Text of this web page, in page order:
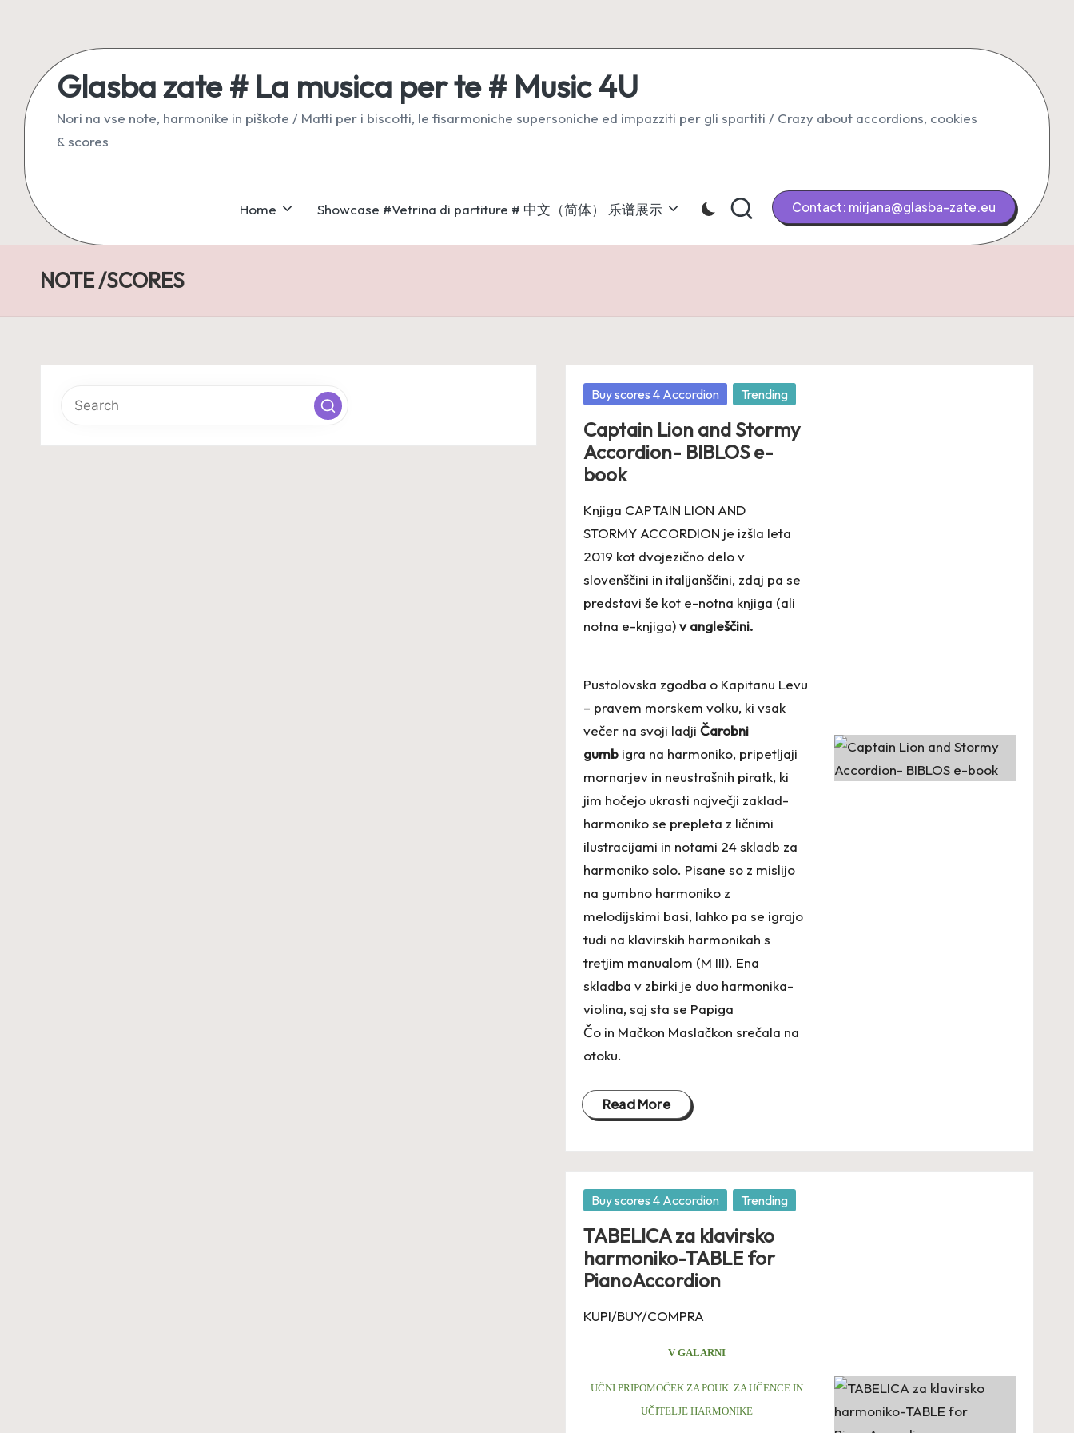
content
Glasba zate # La musica per te # Music 4U
Nori na vse note, harmonike in piškote / Matti per i biscotti, le fisarmoniche supersoniche ed impazziti per gli spartiti / Crazy about accordions, cookies
& scores
Home Showcase #Vetrina di partiture # 中文（简体） 乐谱展示 Contact: mirjana@glasba-zate.eu
NOTE /SCORES
Posted
Buy scores 4 Accordion Trending
Captain Lion and Stormy
Accordion- BIBLOS e-
book
Knjiga CAPTAIN LION AND
STORMY ACCORDION je izšla leta
2019 kot dvojezično delo v
slovenščini in italijanščini, zdaj pa se
predstavi še kot e-notna knjiga (ali
notna e-knjiga)v angleščini.
Pustolovska zgodba o Kapitanu Levu
– pravem morskem volku, ki vsak
večer na svoji ladji Čarobni
gumb igra na harmoniko, pripetljaji
mornarjev in neustrašnih piratk, ki
jim hočejo ukrasti največji zaklad-
harmoniko se prepleta z ličnimi
ilustracijami in notami 24 skladb za
harmoniko solo. Pisane so z mislijo
na gumbno harmoniko z
melodijskimi basi, lahko pa se igrajo
tudi na klavirskih harmonikah s
tretjim manualom (M III). Ena
skladba v zbirki je duo harmonika-
violina, saj sta se Papiga
Čo in Mačkon Maslačkon srečala na
otoku.
Read More
Posted
Buy scores 4 Accordion Trending
TABELICA za klavirsko
harmoniko-TABLE for
PianoAccordion
KUPI/BUY/COMPRA
V GALARNI
UČNI PRIPOMOČEK ZA POUK ZA UČENCE IN
UČITELJE HARMONIKE